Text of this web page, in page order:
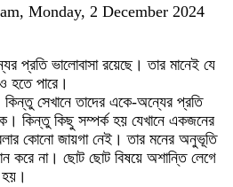
Monday, 2 December 2024
প্রতি ভালোবাসা রয়েছে। তার মানেই যে
হতে পারে।
সেখানে তাদের একে-অন্যের প্রতি
কিন্তু কিছু সম্পর্ক হয় যেখানে একজনের
কোনো জায়গা নেই। তার মনের অনুভূতি
করে না। ছোট ছোট বিষয়ে অশান্তি লেগে